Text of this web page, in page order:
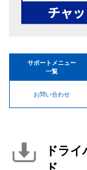
サポートメニュー
一覧
お問い合わせ
ドラ